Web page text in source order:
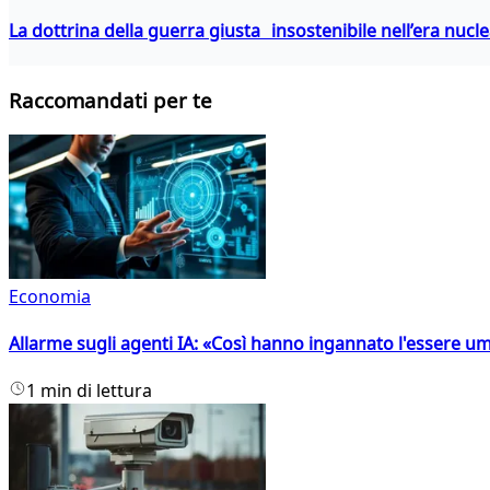
La dottrina della guerra giusta insostenibile nell’era
Raccomandati per te
Economia
Allarme sugli agenti IA: «Così hanno ingannato l'essere
1 min di lettura